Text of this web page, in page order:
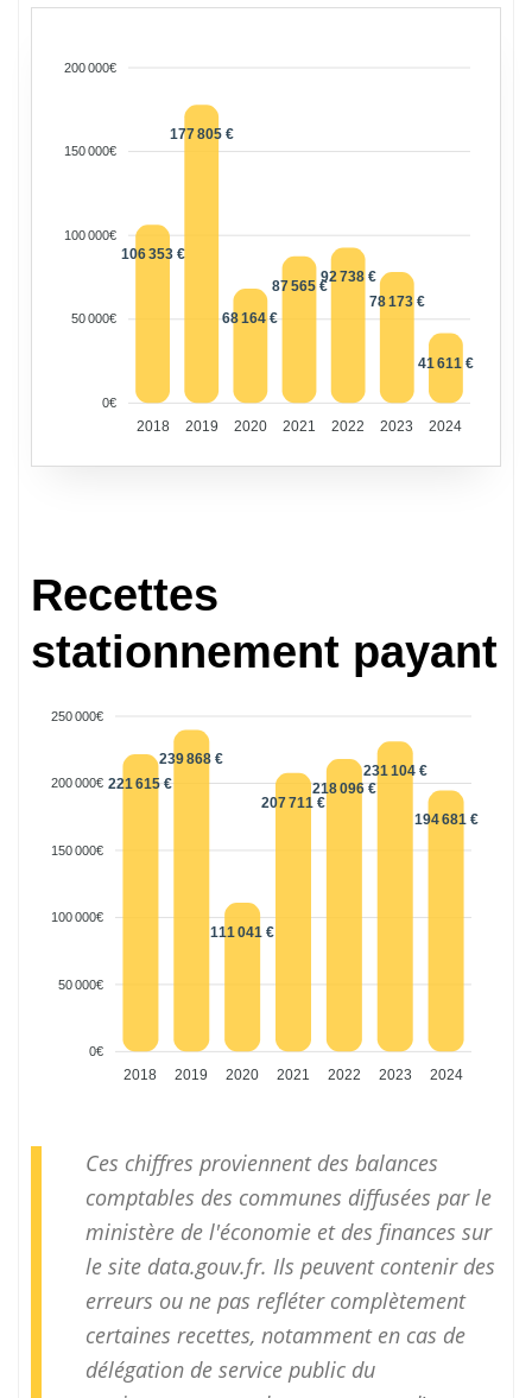
200 000€
150 000€
100 000€
50 000€
0€
106 353 €
177 805 €
68 164 €
87 565 €
92 738 €
78 173 €
41 611 €
2018 2019 2020 2021 2022 2023 2024
Recettes
stationnement payant
250 000€
200 000€
150 000€
100 000€
50 000€
0€
221 615 €
239 868 €
111 041 €
207 711 €
218 096 €
231 104 €
194 681 €
2018 2019 2020 2021 2022 2023 2024
Ces chiffres proviennent des balances
comptables des communes diffusées par le
ministère de l'économie et des finances sur
le site data.gouv.fr. Ils peuvent contenir des
erreurs ou ne pas refléter complètement
certaines recettes, notamment en cas de
délégation de service public du